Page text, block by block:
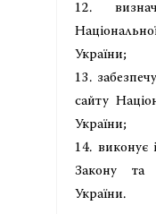
12.
України;
13.
сайту
України;
14. виконує
Закону та
України.